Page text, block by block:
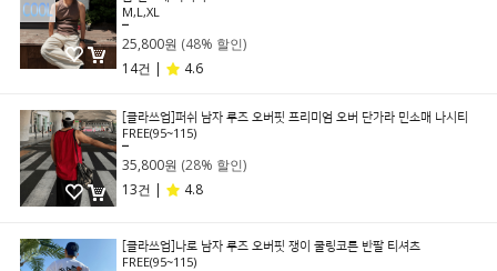
M,L,XL
25,800원 (48% 할인)
14건 |
4.6
[클라쓰업]퍼쉬 남자 루즈 오버핏 프리미엄 오버 단가라 민소매 나시티
FREE(95~115)
35,800원 (28% 할인)
13건 |
4.8
[클라쓰업]나로 남자 루즈 오버핏 쟁이 쿨링코튼 반팔 티셔츠
FREE(95~115)